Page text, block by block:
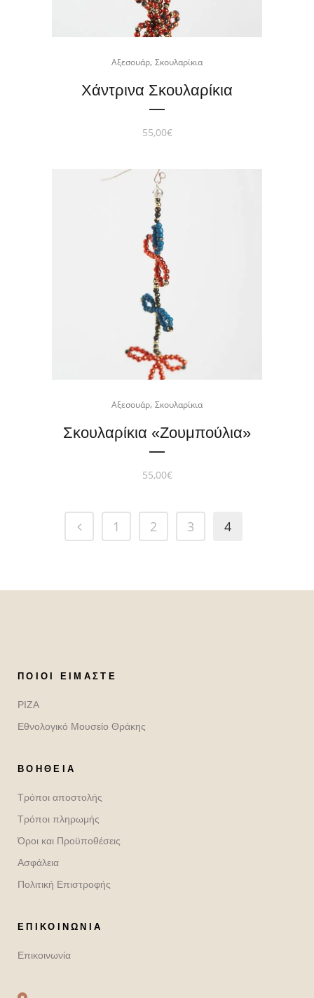
Αξεσουάρ, Σκουλαρίκια
Χάντρινα Σκουλαρίκια
55,00€
Αξεσουάρ, Σκουλαρίκια
Σκουλαρίκια «Zoυμπούλια»
55,00€
1 2 3 4
ΠΟΙΟΙ ΕΊΜΑΣΤΕ
ΡΙΖΑ
Εθνολογικό Μουσείο Θράκης
ΒΟΉΘΕΙΑ
Τρόποι αποστολής
Τρόποι πληρωμής
Όροι και Προϋποθέσεις
Ασφάλεια
Πολιτική Επιστροφής
ΕΠΙΚΟΙΝΩΝΙΑ
Επικοινωνία